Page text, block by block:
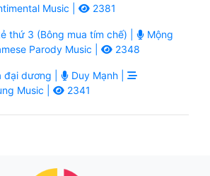
Music |
2381
thứ 3 (Bông mua tím chế) |
Mộng
Parody Music | 2348
đại dương |
Duy Mạnh |
Music |
2341